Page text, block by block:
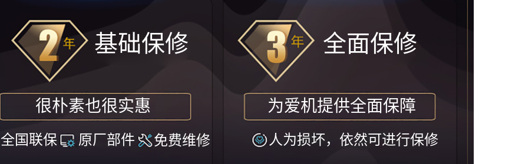
基础保修 全面保修
很朴素也很实惠 为爱机提供全面保障
全国联保 原厂部件 免费维修 人为损坏，依然可进行保修